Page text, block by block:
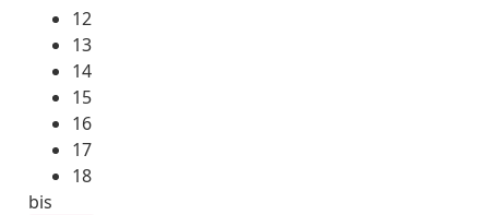
12
13
14
15
16
17
18
bis